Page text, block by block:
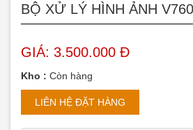
BỘ XỬ LÝ HÌNH ẢNH V760
GIÁ: 3.500.000 Đ
Kho : Còn hàng
LIÊN HỆ ĐẶT HÀNG